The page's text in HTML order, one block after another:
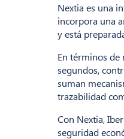
Nextia es una
incorpora una
y está
En términos de
segundos,
suman
trazabilidad
Con Nextia,
seguridad